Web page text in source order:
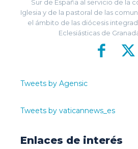
Sur de España al servicio de la
Iglesia y de la pastoral de las
el ámbito de las diócesis
Eclesiásticas de
Tweets by Agensic
Tweets by vaticannews_es
Enlaces de interés